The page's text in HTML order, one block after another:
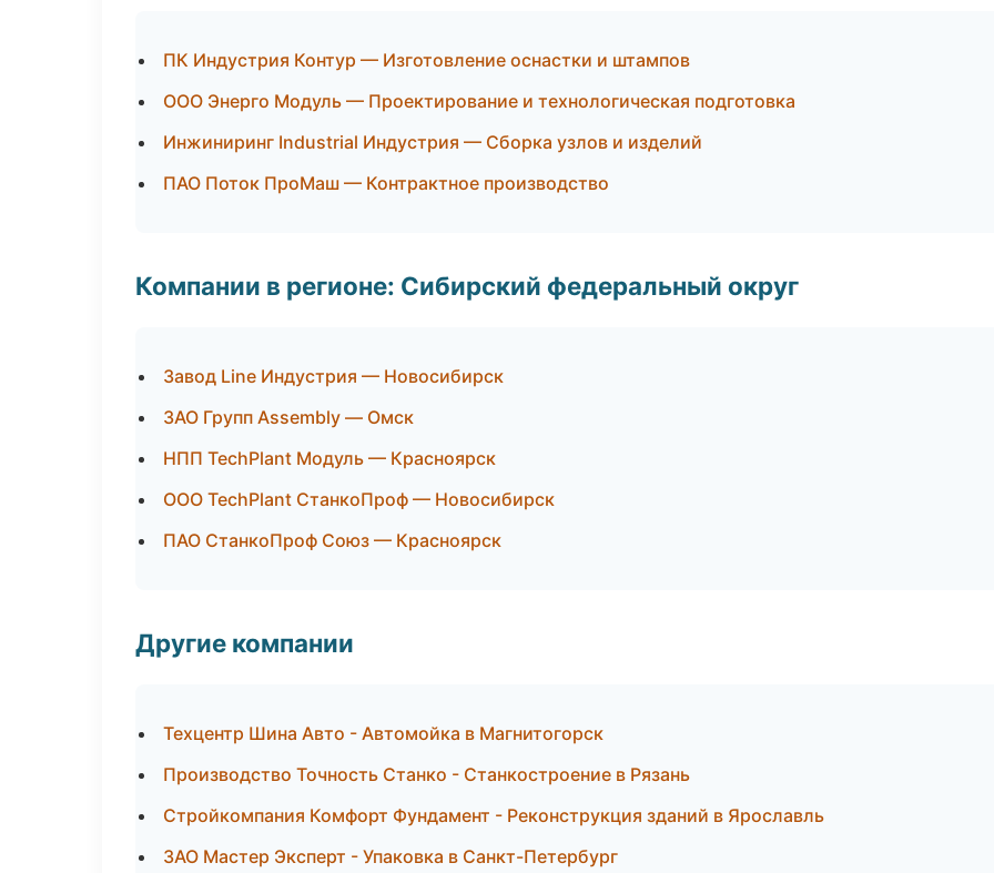
ПК Индустрия Контур — Изготовление оснастки и штампов
ООО Энерго Модуль — Проектирование и технологическая подготовка
Инжиниринг Industrial Индустрия — Сборка узлов и изделий
ПАО Поток ПроМаш — Контрактное производство
Компании в регионе: Сибирский федеральный округ
Завод Line Индустрия — Новосибирск
ЗАО Групп Assembly — Омск
НПП TechPlant Модуль — Красноярск
ООО TechPlant СтанкоПроф — Новосибирск
ПАО СтанкоПроф Союз — Красноярск
Другие компании
Техцентр Шина Авто - Автомойка в Магнитогорск
Производство Точность Станко - Станкостроение в Рязань
Стройкомпания Комфорт Фундамент - Реконструкция зданий в Ярославль
ЗАО Мастер Эксперт - Упаковка в Санкт-Петербург